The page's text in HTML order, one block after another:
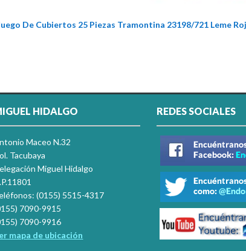
De Cubiertos 25 Piezas Tramontina 23198/721 Leme
HIDALGO
Maceo N.32
Tacubaya
Miguel Hidalgo
(0155) 5515-4317
7090-9915
7090-9916
mapa de ubicación
REDES SOCIALES